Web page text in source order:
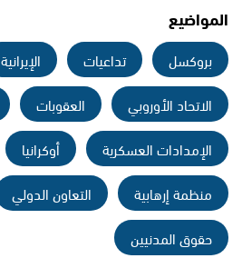
المواضيع
بروكسل تداعيات الإيرانية
الاتحاد الأوروبي
العقوبات
الإمدادات العسكرية
أوكرانيا
منظمة إرهابية
التعاون الدولي
حقوق المدنيين